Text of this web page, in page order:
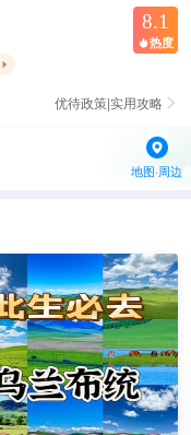
8.1
 热度

优待政策|实用攻略 
地图·周边